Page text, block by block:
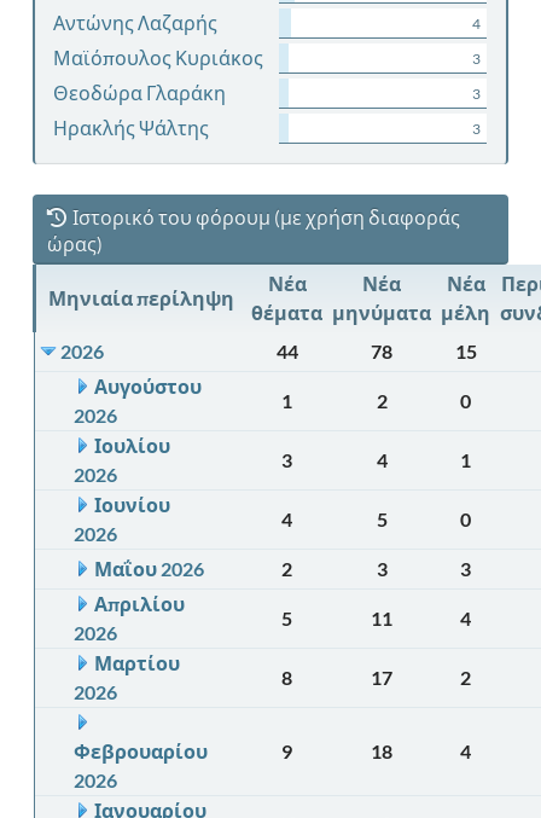
Αντώνης Λαζαρής 4
Μαϊόπουλος Κυριάκος 3
Θεοδώρα Γλαράκη 3
Ηρακλής Ψάλτης 3
Ιστορικό του φόρουμ (με χρήση διαφοράς
ώρας)
Μηνιαία περίληψη
Νέα
θέματα
Νέα
μηνύματα
Νέα
μέλη
2026
44 78
15
Αυγούστου
2026
1 2
0
Ιουλίου
2026
3 4
1
Ιουνίου
2026
4 5 0
Μαΐου 2026 2 3
3
Απριλίου
2026
5 11
4
Μαρτίου
2026
8 17 2
Φεβρουαρίου
2026
9 18 4
Ιανουαρίου